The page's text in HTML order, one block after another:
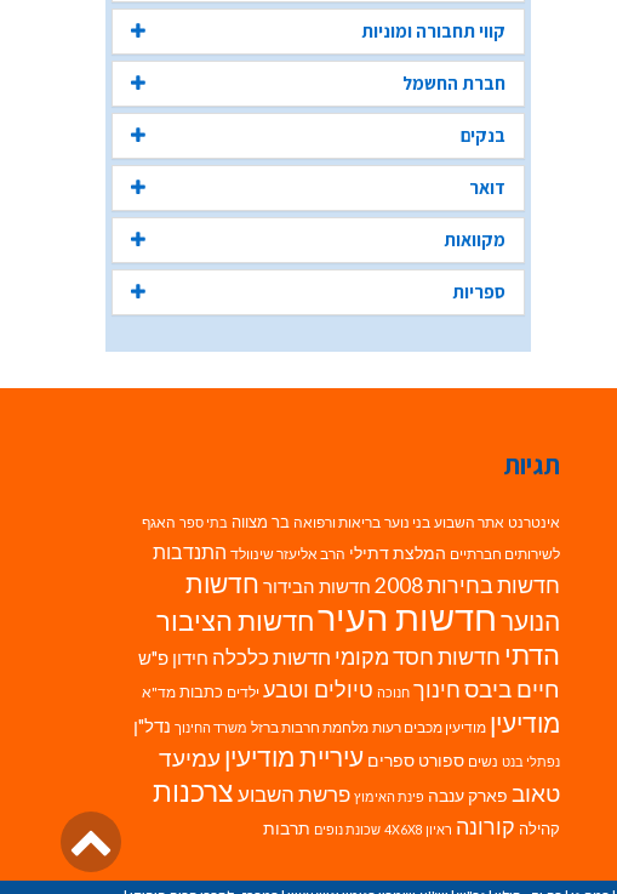
קווי תחבורה ומוניות
חברת החשמל
בנקים
דואר
מקוואות
ספריות
תגיות
אינטרנט אתר השבוע בני נוער בריאות ורפואה בר מצווה בתי ספר האגף
לשירותים חברתיים המלצת דתילי הרב אליעזר שינוולד התנדבות
חדשות בחירות 2008 חדשות הבידור חדשות
הנוערחדשות העירחדשות הציבור
הדתי חדשות חסד מקומי חדשות כלכלה חידון פ"ש
חיים ביבסחינוך חנוכה טיולים וטבע ילדים כתבות מד"א
מודיעין מודיעין מכבים רעות מלחמת חרבות ברזל משרד החינוך נדל"ן
נפתלי בנט נשים ספורט ספרים עיריית מודיעין עמיעד
טאוב פארק ענבה פינת האימוץ פרשת השבועצרכנות
קהילה קורונה ראיון 4X6X8 שכונת נופים תרבות